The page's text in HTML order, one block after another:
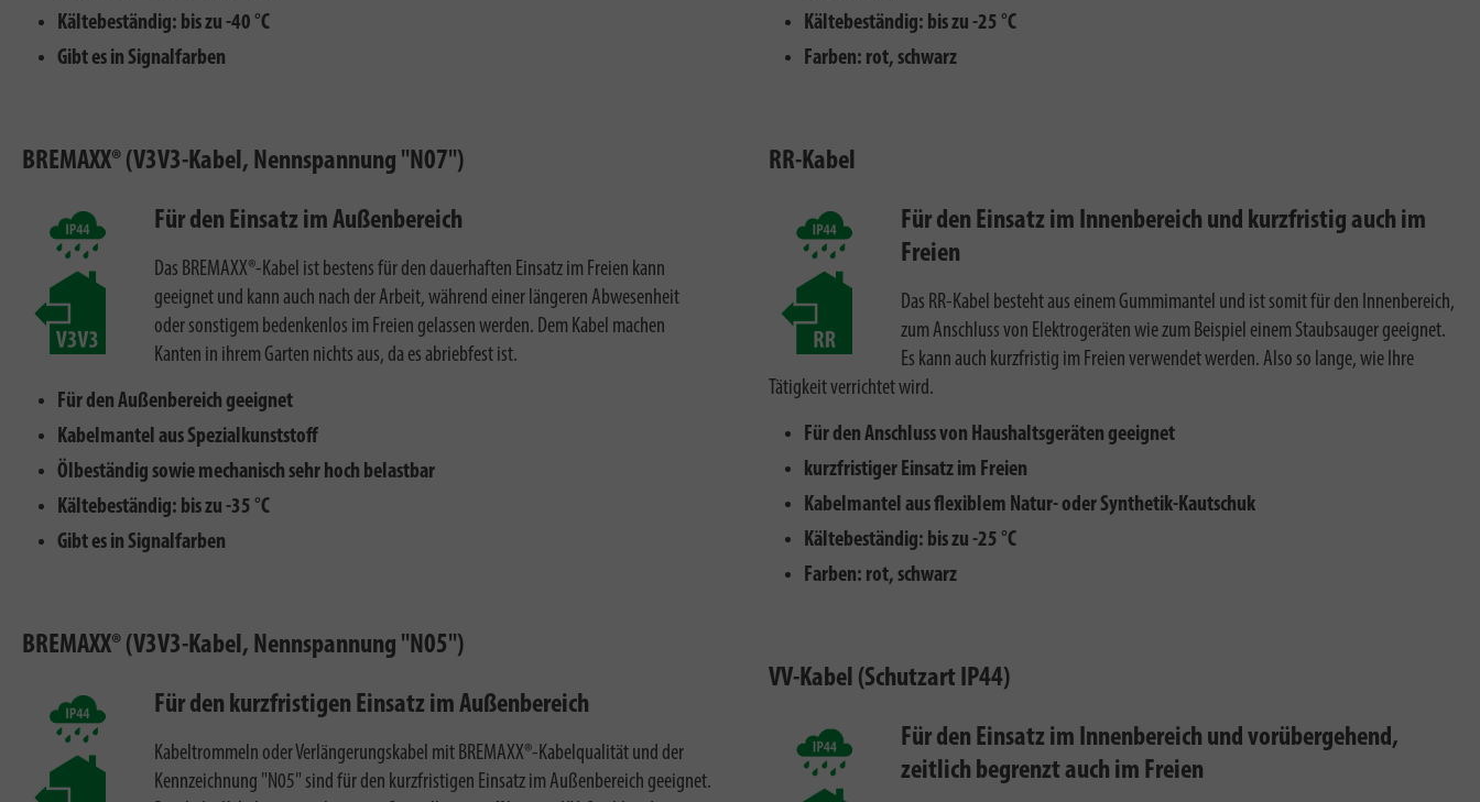
Kältebeständig: bis zu -40 °C
Gibt es in Signalfarben
BREMAXX® (V3V3-Kabel, Nennspannung "N07")
Für den Einsatz im Außenbereich
Das BREMAXX®-Kabel ist bestens für den dauerhaften Einsatz im Freien kann
geeignet und kann auch nach der Arbeit, während einer längeren Abwesenheit
oder sonstigem bedenkenlos im Freien gelassen werden. Dem Kabel machen
Kanten in ihrem Garten nichts aus, da es abriebfest ist.
Für den Außenbereich geeignet
Kabelmantel aus Spezialkunststoff
Ölbeständig sowie mechanisch sehr hoch belastbar
Kältebeständig: bis zu -35 °C
Gibt es in Signalfarben
BREMAXX® (V3V3-Kabel, Nennspannung "N05")
Für den kurzfristigen Einsatz im Außenbereich
Kabeltrommeln oder Verlängerungskabel mit BREMAXX®-Kabelqualität und der
Kennzeichnung "N05" sind für den kurzfristigen Einsatz im Außenbereich geeignet.
Kältebeständig: bis zu -25 °C
Farben: rot, schwarz
RR-Kabel
Für den Einsatz im Innenbereich und kurzfristig auch im
Freien
Das RR-Kabel besteht aus einem Gummimantel und ist somit für den Innenbereich,
zum Anschluss von Elektrogeräten wie zum Beispiel einem Staubsauger geeignet.
Es kann auch kurzfristig im Freien verwendet werden. Also so lange, wie Ihre
Tätigkeit verrichtet wird.
Für den Anschluss von Haushaltsgeräten geeignet
kurzfristiger Einsatz im Freien
Kabelmantel aus flexiblem Natur- oder Synthetik-Kautschuk
Kältebeständig: bis zu -25 °C
Farben: rot, schwarz
VV-Kabel (Schutzart IP44)
Für den Einsatz im Innenbereich und vorübergehend,
zeitlich begrenzt auch im Freien